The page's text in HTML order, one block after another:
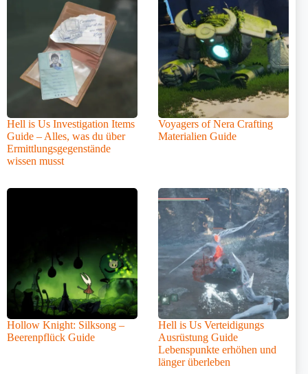
Hell is Us Investigation Items
Guide – Alles, was du über
Ermittlungsgegenstände
wissen musst
Voyagers of Nera Crafting
Materialien Guide
Hollow Knight: Silksong –
Beerenpflück Guide
Hell is Us Verteidigungs
Ausrüstung Guide
Lebenspunkte erhöhen und
länger überleben